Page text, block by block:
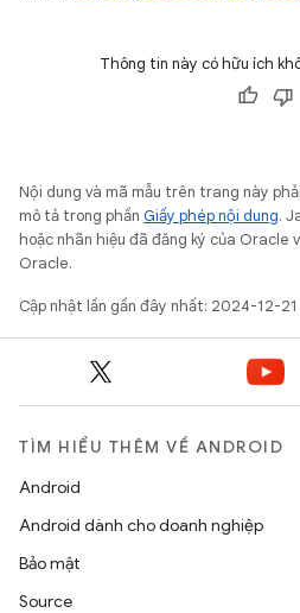
Thông tin này có hữu ích
Nội dung và mã mẫu trên trang này
mô tả trong phần Giấy phép nội dung.
hoặc nhãn hiệu đã đăng ký của Oracle
Oracle.
Cập nhật lần gần đây nhất: 2024-12-21
TÌM HIỂU THÊM VỀ ANDROID
Android
Android dành cho doanh nghiệp
Bảo mật
Source